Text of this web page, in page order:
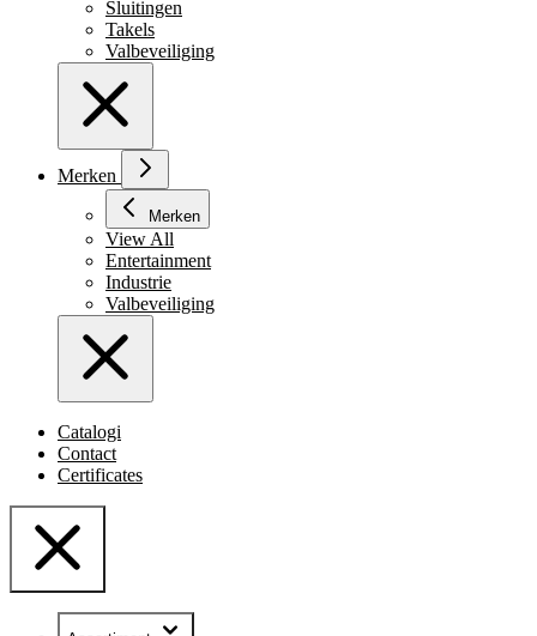
Sluitingen
Takels
Valbeveiliging
Merken
Merken
View All
Entertainment
Industrie
Valbeveiliging
Catalogi
Contact
Certificates